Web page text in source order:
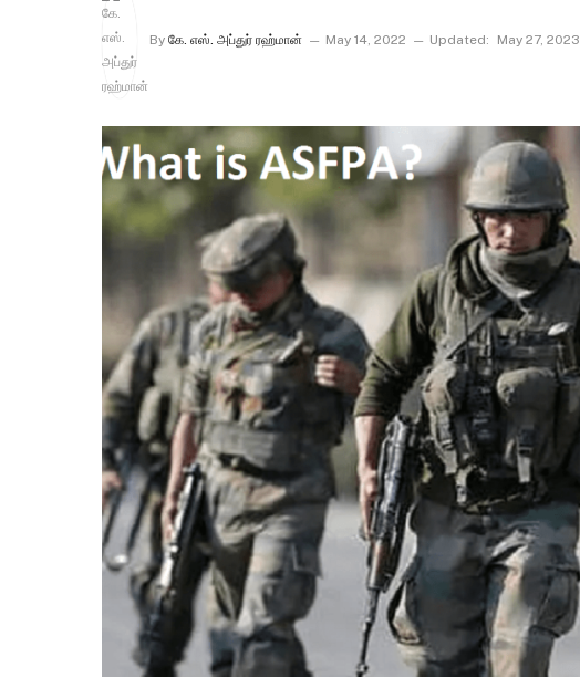
By கே. எஸ். அப்துர் ரஹ்மான் May 14, 2022 Updated: May 27, 2023